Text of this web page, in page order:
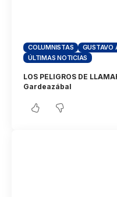
COLUMNISTAS
GUSTAVO
ÚLTIMAS NOTICIAS
LOS PELIGROS DE
Gardeazábal